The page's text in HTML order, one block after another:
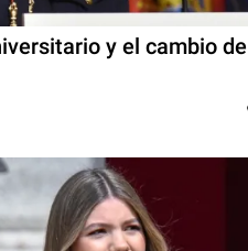
y el cambio de